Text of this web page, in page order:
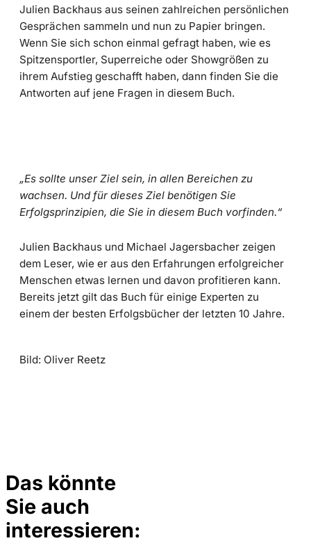
Julien Backhaus aus seinen zahlreichen persönlichen
Gesprächen sammeln und nun zu Papier bringen.
Wenn Sie sich schon einmal gefragt haben, wie es
Spitzensportler, Superreiche oder Showgrößen zu
ihrem Aufstieg geschafft haben, dann finden Sie die
Antworten auf jene Fragen in diesem Buch.
„Es sollte unser Ziel sein, in allen Bereichen zu
wachsen. Und für dieses Ziel benötigen Sie
Erfolgsprinzipien, die Sie in diesem Buch vorfinden.“
Julien Backhaus und Michael Jagersbacher zeigen
dem Leser, wie er aus den Erfahrungen erfolgreicher
Menschen etwas lernen und davon profitieren kann.
Bereits jetzt gilt das Buch für einige Experten zu
einem der besten Erfolgsbücher der letzten 10 Jahre.
Bild: Oliver Reetz
Das könnte
Sie auch
interessieren: